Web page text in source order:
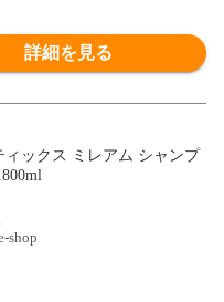
詳細を見る
ィックス ミレアム シャンプ
shop